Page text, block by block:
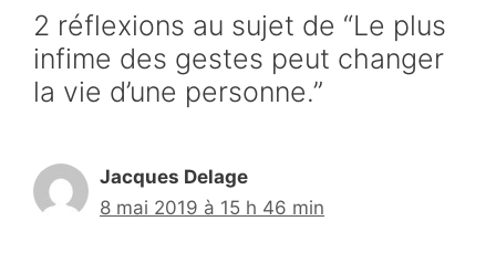
2 réflexions au sujet de “Le plus
infime des gestes peut changer
la vie d’une personne.”
Jacques Delage
8 mai 2019 à 15 h 46 min